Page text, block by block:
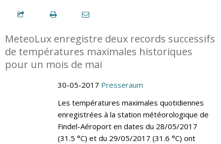
MeteoLux enregistre deux records successifs
de températures maximales historiques
pour un mois de mai
30-05-2017 Presseraum
Les températures maximales quotidiennes
enregistrées à la station météorologique de
Findel-Aéroport en dates du 28/05/2017
(31.5 °C) et du 29/05/2017 (31.6 °C) ont